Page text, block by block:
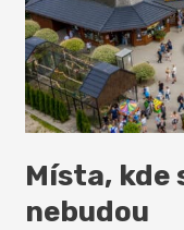
Místa, kde
nebudou